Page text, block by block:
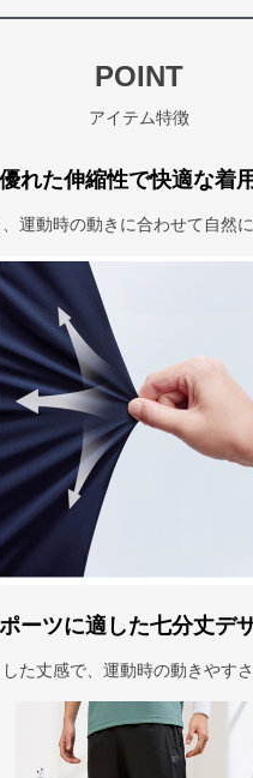
POINT
アイテム特徴
優れた伸縮性で快適な着
運動時の動きに合わせて自然
ーツに適した七分丈デ
た丈感で、運動時の動きやす